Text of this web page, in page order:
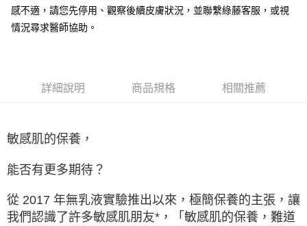
2.付款方式選擇「大哥付你分期」，訂單成立後會自動跳轉到大哥付的交易
成交易。
法說明評估內容。
【繳款方式說明】
2.透過簡訊連結打開帳單後，可選擇「超商條碼／台灣大直營門市／銀行轉
帳／街口支付／iPASS MONEY」等通路繳費。
【注意事項】
用戶於交易時，得透過本服務購買商品或服務，並由商店將買賣／分期付款
買賣價金債權讓與本公司後，依約使用本公司帳單繳交帳款。
2.基於同意付款使用「大哥付你分期」之契約關係目的，商店將以您的個人
相關說明
【關於「AFTEE先享後付」】
３．安心：先確認商品／服務後，再付款。
結帳頁面，進行簡訊認證並確認金額後，即可完成結帳。
ATM／網路銀行／等多元方式進行付款，方視為交易完成。
購買商品的店家。未經商家同意取消之訂單仍視為有效，需透過AFTEE先享
後付繳納相關費用。
※ 交易是否成功請以「AFTEE先享後付 」之結帳頁面顯示為準，若有關於
ATM付款
付款後全家取貨
付款後7-11取貨
宅配
每筆NT$100，滿NT$1,200(含以上)免運費
京站台北店客服中心(1F星巴克旁) 即日起不提供京站紙袋，取件時
感不適，請您先停用、觀察後續皮膚狀況，並聯繫綠藤客服，或視
情況尋求醫師協助。
詳細說明 商品規格 相關推薦
敏感肌的保養，
能否有更多期待？
從 2017 年無乳液實驗推出以來，極簡保養的主張，讓
我們認識了許多敏感肌朋友*，「敏感肌的保養，難道